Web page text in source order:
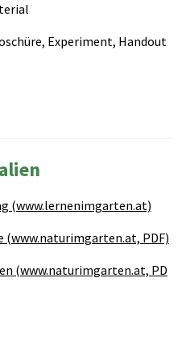
Experiment, Handout
(www.lernenimgarten.at)
PDF)
(www.naturimgarten.at, PD